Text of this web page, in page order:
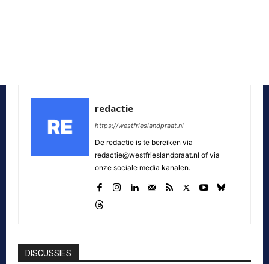
redactie
https://westfrieslandpraat.nl
De redactie is te bereiken via
redactie@westfrieslandpraat.nl of via
onze sociale media kanalen.
DISCUSSIES